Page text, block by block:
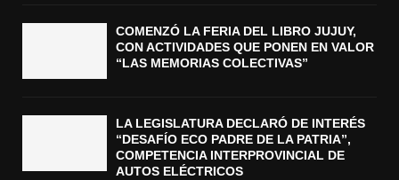
COMENZÓ LA FERIA DEL LIBRO JUJUY,
CON ACTIVIDADES QUE PONEN EN VALOR
“LAS MEMORIAS COLECTIVAS”
LA LEGISLATURA DECLARÓ DE INTERÉS
“DESAFÍO ECO PADRE DE LA PATRIA”,
COMPETENCIA INTERPROVINCIAL DE
AUTOS ELÉCTRICOS